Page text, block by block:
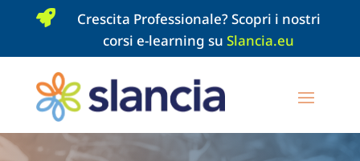

Crescita Professionale? Scopri i nostri
corsi e-learning suSlancia.eu